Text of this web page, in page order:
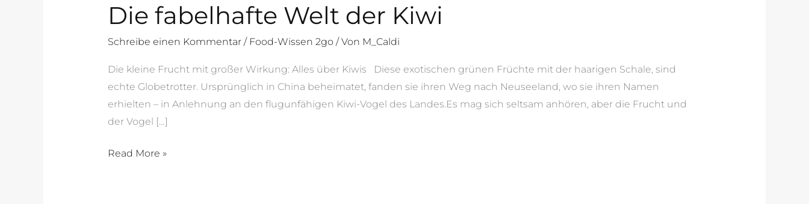
Die fabelhafte Welt der Kiwi
Schreibe einen Kommentar / Food-Wissen 2go / Von M_Caldi
Die kleine Frucht mit großer Wirkung: Alles über Kiwis Diese exotischen grünen Früchte mit der haarigen Schale, sind
echte Globetrotter. Ursprünglich in China beheimatet, fanden sie ihren Weg nach Neuseeland, wo sie ihren Namen
erhielten – in Anlehnung an den flugunfähigen Kiwi-Vogel des Landes.Es mag sich seltsam anhören, aber die Frucht und
der Vogel […]
der
Read More »